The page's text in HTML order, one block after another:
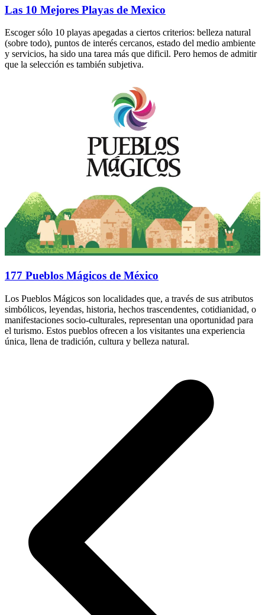
Las 10 Mejores Playas de Mexico
Escoger sólo 10 playas apegadas a ciertos criterios: belleza natural
(sobre todo), puntos de interés cercanos, estado del medio ambiente
y servicios, ha sido una tarea más que dificil. Pero hemos de admitir
que la selección es también subjetiva.
177 Pueblos Mágicos de México
Los Pueblos Mágicos son localidades que, a través de sus atributos
simbólicos, leyendas, historia, hechos trascendentes, cotidianidad, o
manifestaciones socio-culturales, representan una oportunidad para
el turismo. Estos pueblos ofrecen a los visitantes una experiencia
única, llena de tradición, cultura y belleza natural.